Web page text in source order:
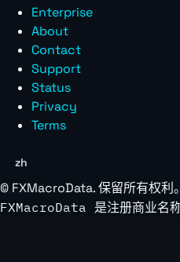
Enterprise
About
Contact
Support
Status
Privacy
Terms
zh
© FXMacroData. 保留所有权利。
FXMacroData 是注册商业